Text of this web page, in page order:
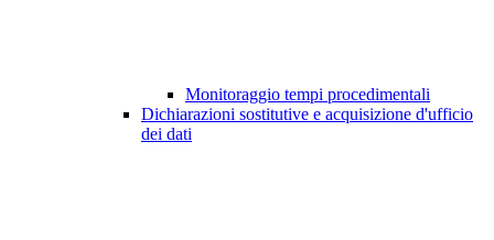
Monitoraggio tempi procedimentali
Dichiarazioni sostitutive e acquisizione d'ufficio
dei dati